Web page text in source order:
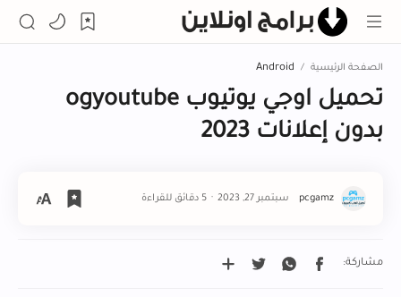
الصفحة الرئيسية Android
تحميل اوجي يوتيوب ogyoutube
بدون إعلانات 2023
5 دقائق للقراءة